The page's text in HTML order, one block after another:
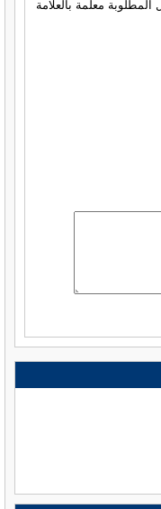
معلمة بالعلامة